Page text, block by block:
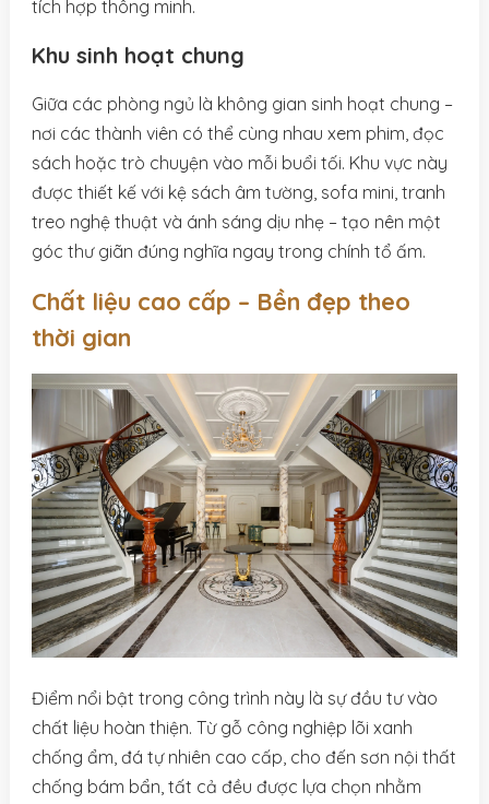
tích hợp thông minh.
Khu sinh hoạt chung
Giữa các phòng ngủ là không gian sinh hoạt chung –
nơi các thành viên có thể cùng nhau xem phim, đọc
sách hoặc trò chuyện vào mỗi buổi tối. Khu vực này
được thiết kế với kệ sách âm tường, sofa mini, tranh
treo nghệ thuật và ánh sáng dịu nhẹ – tạo nên một
góc thư giãn đúng nghĩa ngay trong chính tổ ấm.
Chất liệu cao cấp – Bền đẹp theo
thời gian
Điểm nổi bật trong công trình này là sự đầu tư vào
chất liệu hoàn thiện. Từ gỗ công nghiệp lõi xanh
chống ẩm, đá tự nhiên cao cấp, cho đến sơn nội thất
chống bám bẩn, tất cả đều được lựa chọn nhằm